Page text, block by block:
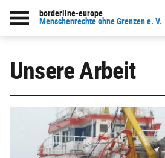
borderline-europe
Menschenrechte ohne Grenzen e. V.
Unsere Arbeit